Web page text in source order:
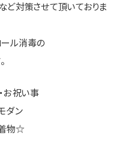
ど対策させて頂いておりま
ル消毒の
お祝い事
ダン
着物☆